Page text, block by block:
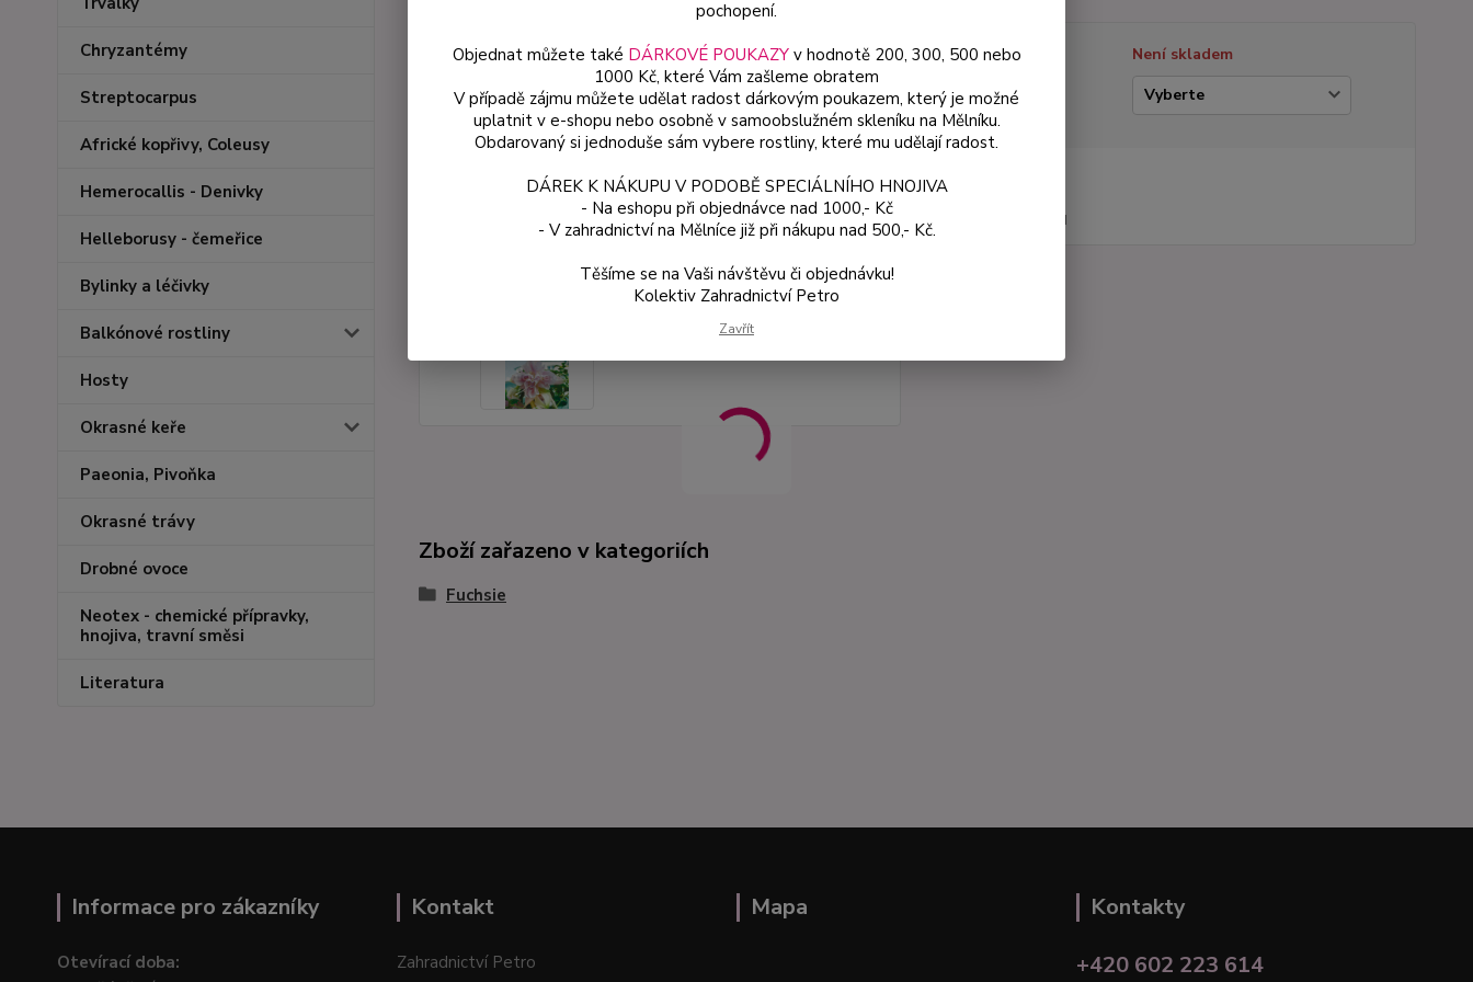
Chryzantémy
Streptocarpus
Africké kopřivy, Coleusy
Hemerocallis - Denivky
Helleborusy - čemeřice
Bylinky a léčivky
Balkónové rostliny
Hosty
Okrasné keře
Paeonia, Pivoňka
Okrasné trávy
Drobné ovoce
Neotex - chemické přípravky,
hnojiva, travní směsi
Literatura
Dostupnost
Není skladem
Varianta
bez DPH
Zboží zařazeno v kategoriích
Fuchsie
Informace pro zákazníky
Otevírací doba:
Kontakt
Zahradnictví Petro
Mapa
Kontakty
+420 602 223 614
pochopení.
Objednat můžete také DÁRKOVÉ POUKAZYv hodnotě 200, 300, 500 nebo
1000 Kč, které Vám zašleme obratem
V případě zájmu můžete udělat radost dárkovým poukazem, který je možné
uplatnit v e-shopu nebo osobně v samoobslužném skleníku na Mělníku.
Obdarovaný si jednoduše sám vybere rostliny, které mu udělají radost.
DÁREK K NÁKUPU V PODOBĚ SPECIÁLNÍHO HNOJIVA
- Na eshopu při objednávce nad 1000,- Kč
- V zahradnictví na Mělníce již při nákupu nad 500,- Kč.
Těšíme se na Vaši návštěvu či objednávku!
Kolektiv Zahradnictví Petro
Zavřít